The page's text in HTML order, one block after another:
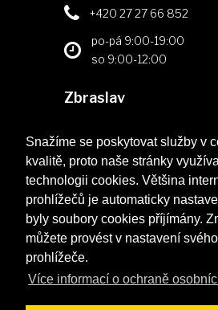
Snažíme se poskytovat služby v
kvalitě, proto naše stránky
technologii cookies. Většina
prohlížečů je automaticky
byly soubory cookies příjímány.
můžete provést v nastavení svého
prohlížeče.
Více informací o ochraně
+420 27 27 66 852
po-pá 9:00-19:00
so 9:00-12:00
Zbraslav
156 00, Praha 5
+420 257 213 341
po-pá 9:00-18:00
Oko optika ©